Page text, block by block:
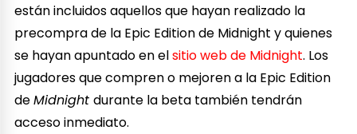
están incluidos aquellos que hayan realizado la
precompra de la Epic Edition de Midnight y quienes
se hayan apuntado en elsitio web de Midnight. Los
jugadores que compren o mejoren a la Epic Edition
deMidnightdurante la beta también tendrán
acceso inmediato.